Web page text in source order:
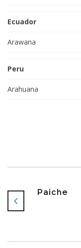
Ecuador
Arawana
Peru
Arahuana
Paiche